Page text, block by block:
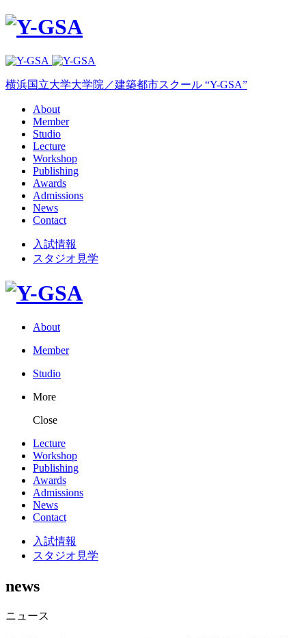
横浜国立大学大学院／建築都市スクール “Y-GSA”
About
Member
Studio
Lecture
Workshop
Publishing
Awards
Admissions
News
Contact
入試情報
スタジオ見学
About
Member
Studio
More
Close
Lecture
Workshop
Publishing
Awards
Admissions
News
Contact
入試情報
スタジオ見学
news
ニュース